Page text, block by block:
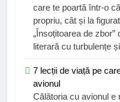
care te poartă într-o
propriu, cât și la
„Însoțitoarea de
literară cu turbulențe
7 lecții de viață pe
avionul
Călătoria cu avionul e